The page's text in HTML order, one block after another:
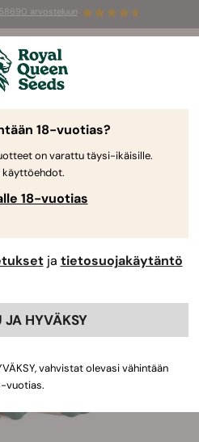
58690 arvosteluun
Sales: jopa –50 %
⏤
18-vuotias?
on varattu täysi-ikäisille.
käyttöehdot.
18-vuotias
ja tietosuojakäytäntö
JA HYVÄKSY
vahvistat olevasi vähintään
vuotias.